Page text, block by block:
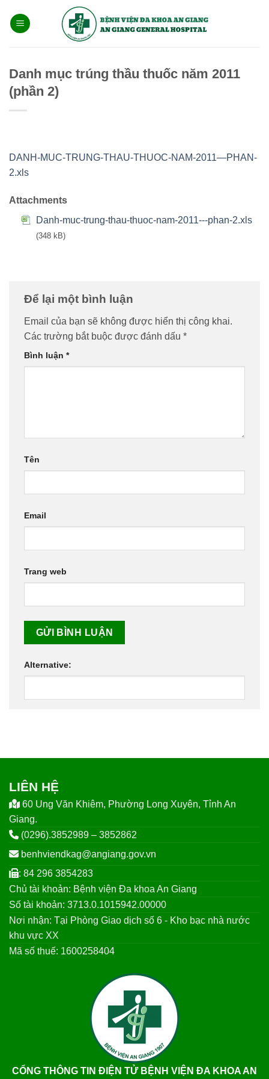
qua
Danh mục trúng thầu thuốc năm 2011
(phần 2)
DANH-MUC-TRUNG-THAU-THUOC-NAM-2011—PHAN-
2.xls
Attachments
Danh-muc-trung-thau-thuoc-nam-2011---phan-2.xls
(348 kB)
Để lại một bình luận
Email của bạn sẽ không được hiển thị công khai.
Các trường bắt buộc được đánh dấu *
Bình luận *
Tên
Email
Trang web
Alternative:
LIÊN HỆ
60 Ung Văn Khiêm, Phường Long Xuyên, Tỉnh An
Giang.
(0296).3852989 – 3852862
benhviendkag@angiang.gov.vn
: 84 296 3854283
Chủ tài khoản: Bệnh viện Đa khoa An Giang
Số tài khoản: 3713.0.1015942.00000
Nơi nhận: Tại Phòng Giao dịch số 6 - Kho bạc nhà nước
khu vực XX
Mã số thuế: 1600258404
CỔNG THÔNG TIN ĐIỆN TỬ BỆNH VIỆN ĐA KHOA AN